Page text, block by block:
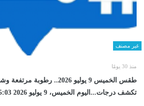
غير مصنف
منذ 30 يومًا
طقس الخميس 9 يوليو 2026..
تكشف درجات...اليوم الخميس، 9 يوليو 2026 05:03 صـ